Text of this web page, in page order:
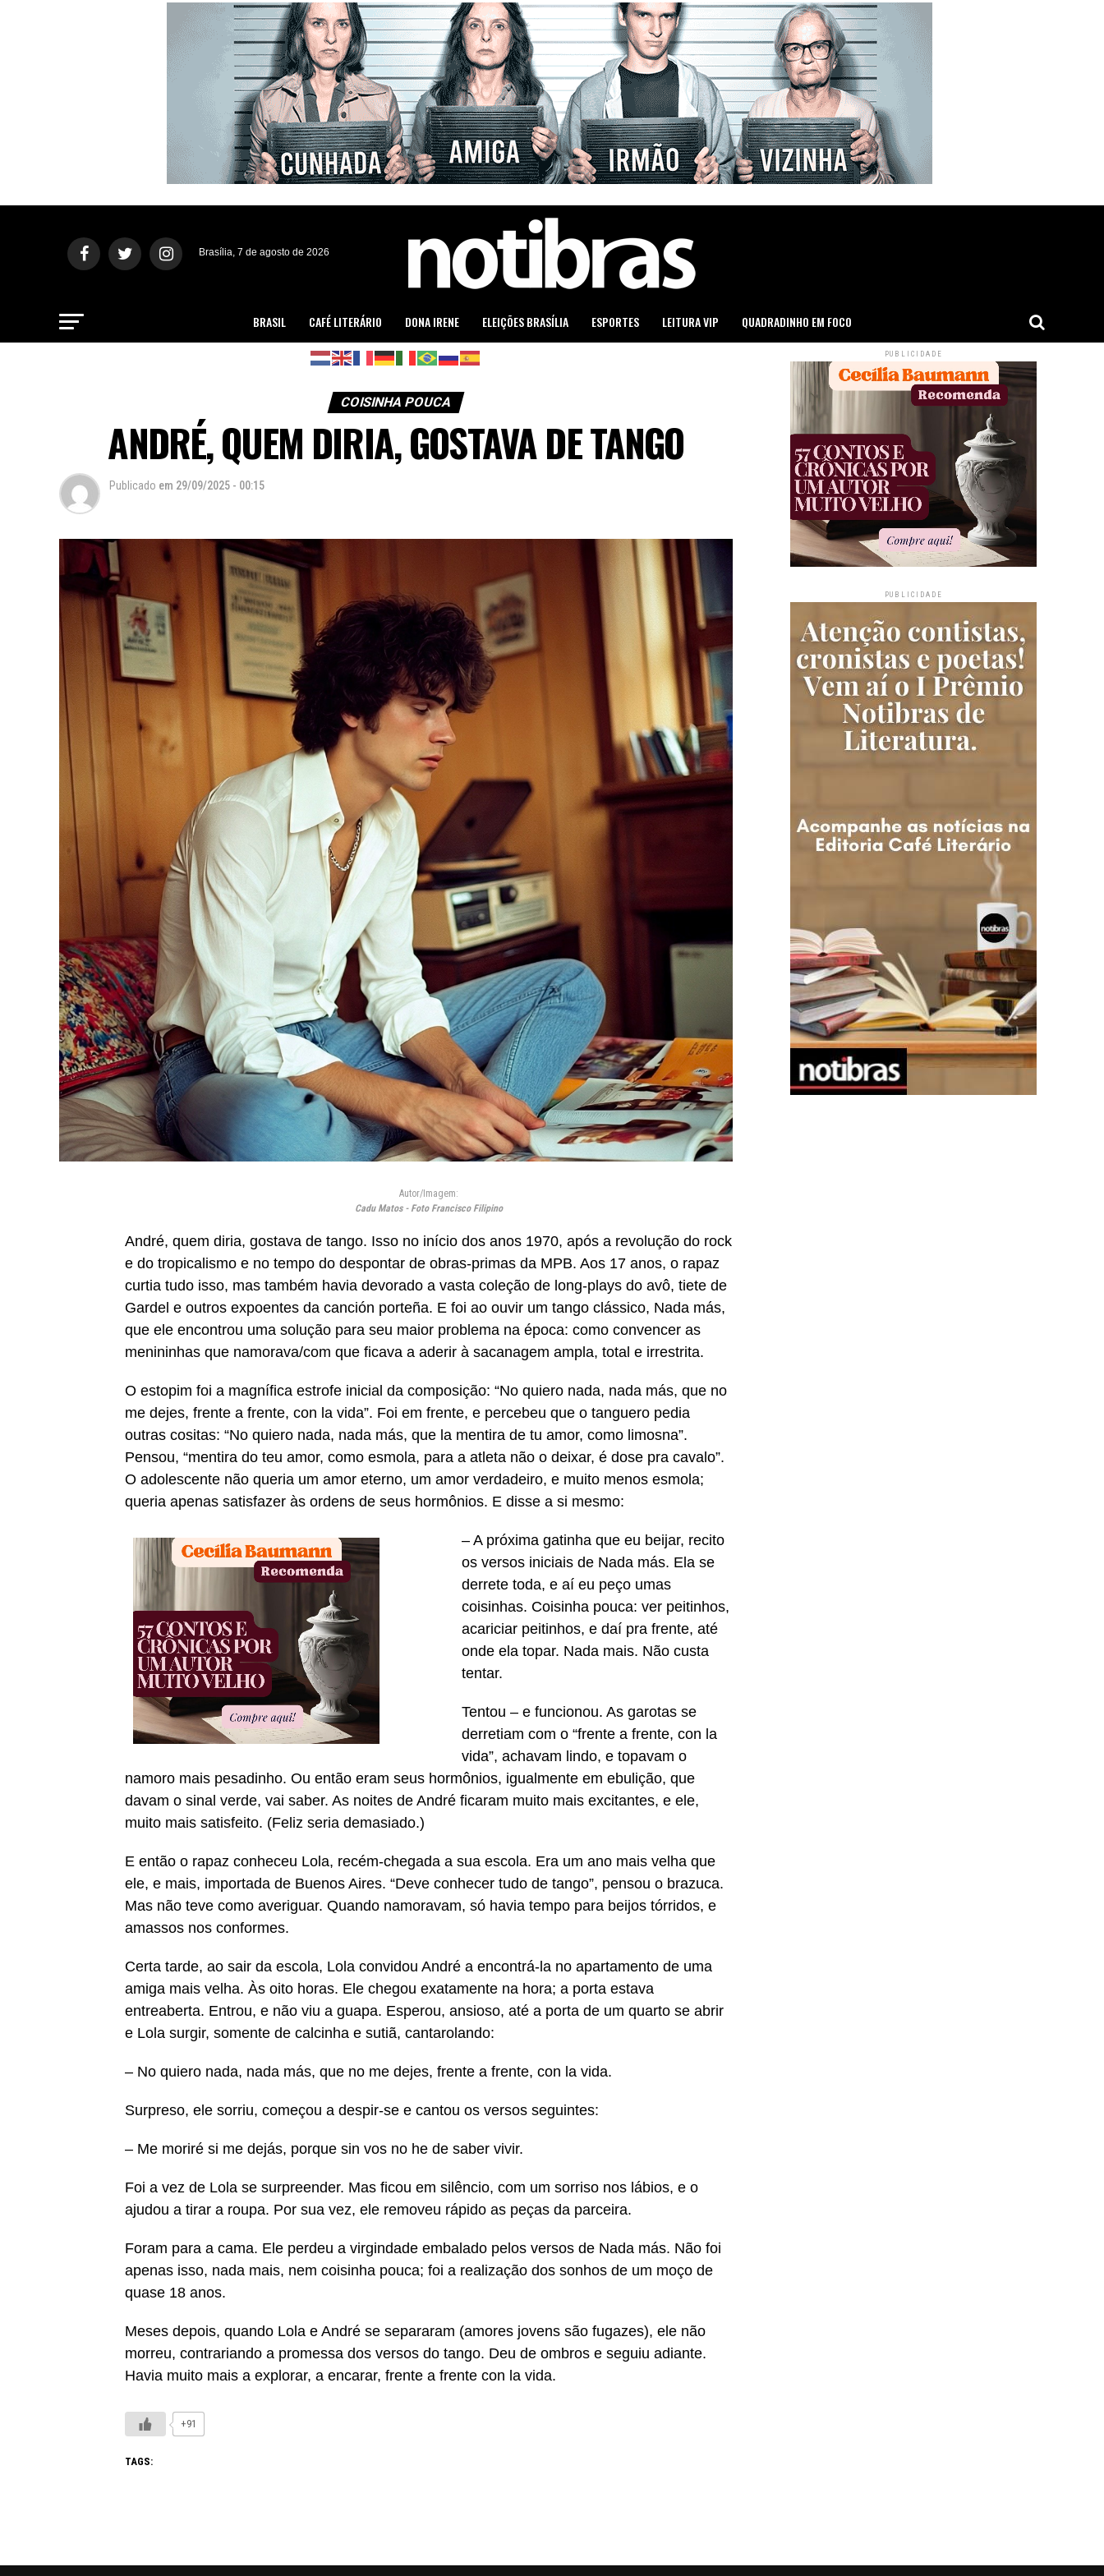
Brasília, 7 de agosto de 2026
BRASIL CAFÉ LITERÁRIO DONA IRENE ELEIÇÕES BRASÍLIA ESPORTES LEITURA VIP QUADRADINHO EM FOCO
COISINHA POUCA
ANDRÉ, QUEM DIRIA, GOSTAVA DE TANGO
Publicado em 29/09/2025 - 00:15
Autor/Imagem:
Cadu Matos - Foto Francisco Filipino
André, quem diria, gostava de tango. Isso no início dos anos 1970, após a revolução do rock
e do tropicalismo e no tempo do despontar de obras-primas da MPB. Aos 17 anos, o rapaz
curtia tudo isso, mas também havia devorado a vasta coleção de long-plays do avô, tiete de
Gardel e outros expoentes da canción porteña. E foi ao ouvir um tango clássico, Nada más,
que ele encontrou uma solução para seu maior problema na época: como convencer as
menininhas que namorava/com que ficava a aderir à sacanagem ampla, total e irrestrita.
O estopim foi a magnífica estrofe inicial da composição: “No quiero nada, nada más, que no
me dejes, frente a frente, con la vida”. Foi em frente, e percebeu que o tanguero pedia
outras cositas: “No quiero nada, nada más, que la mentira de tu amor, como limosna”.
Pensou, “mentira do teu amor, como esmola, para a atleta não o deixar, é dose pra cavalo”.
O adolescente não queria um amor eterno, um amor verdadeiro, e muito menos esmola;
queria apenas satisfazer às ordens de seus hormônios. E disse a si mesmo:
– A próxima gatinha que eu beijar, recito
os versos iniciais de Nada más. Ela se
derrete toda, e aí eu peço umas
coisinhas. Coisinha pouca: ver peitinhos,
acariciar peitinhos, e daí pra frente, até
onde ela topar. Nada mais. Não custa
tentar.
Tentou – e funcionou. As garotas se
derretiam com o “frente a frente, con la
vida”, achavam lindo, e topavam o
namoro mais pesadinho. Ou então eram seus hormônios, igualmente em ebulição, que
davam o sinal verde, vai saber. As noites de André ficaram muito mais excitantes, e ele,
muito mais satisfeito. (Feliz seria demasiado.)
E então o rapaz conheceu Lola, recém-chegada a sua escola. Era um ano mais velha que
ele, e mais, importada de Buenos Aires. “Deve conhecer tudo de tango”, pensou o brazuca.
Mas não teve como averiguar. Quando namoravam, só havia tempo para beijos tórridos, e
amassos nos conformes.
Certa tarde, ao sair da escola, Lola convidou André a encontrá-la no apartamento de uma
amiga mais velha. Às oito horas. Ele chegou exatamente na hora; a porta estava
entreaberta. Entrou, e não viu a guapa. Esperou, ansioso, até a porta de um quarto se abrir
e Lola surgir, somente de calcinha e sutiã, cantarolando:
– No quiero nada, nada más, que no me dejes, frente a frente, con la vida.
Surpreso, ele sorriu, começou a despir-se e cantou os versos seguintes:
– Me moriré si me dejás, porque sin vos no he de saber vivir.
Foi a vez de Lola se surpreender. Mas ficou em silêncio, com um sorriso nos lábios, e o
ajudou a tirar a roupa. Por sua vez, ele removeu rápido as peças da parceira.
Foram para a cama. Ele perdeu a virgindade embalado pelos versos de Nada más. Não foi
apenas isso, nada mais, nem coisinha pouca; foi a realização dos sonhos de um moço de
quase 18 anos.
Meses depois, quando Lola e André se separaram (amores jovens são fugazes), ele não
morreu, contrariando a promessa dos versos do tango. Deu de ombros e seguiu adiante.
Havia muito mais a explorar, a encarar, frente a frente con la vida.
+91
TAGS:
PUBLICIDADE
PUBLICIDADE